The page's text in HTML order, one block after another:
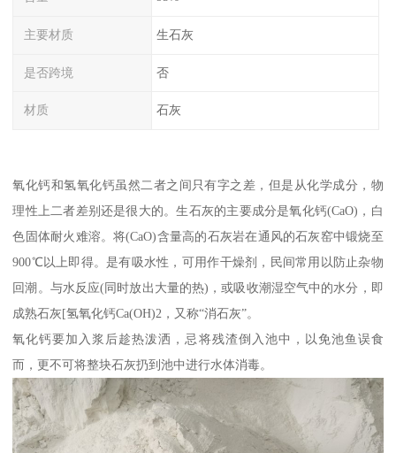
主要材质 生石灰
是否跨境 否
材质 石灰
氧化钙和氢氧化钙虽然二者之间只有字之差，但是从化学成分，物
理性上二者差别还是很大的。生石灰的主要成分是氧化钙(CaO)，白
色固体耐火难溶。将(CaO)含量高的石灰岩在通风的石灰窑中锻烧至
900℃以上即得。是有吸水性，可用作干燥剂，民间常用以防止杂物
回潮。与水反应(同时放出大量的热)，或吸收潮湿空气中的水分，即
成熟石灰[氢氧化钙Ca(OH)2，又称“消石灰”。
氧化钙要加入浆后趁热泼洒，忌将残渣倒入池中，以免池鱼误食
而，更不可将整块石灰扔到池中进行水体消毒。